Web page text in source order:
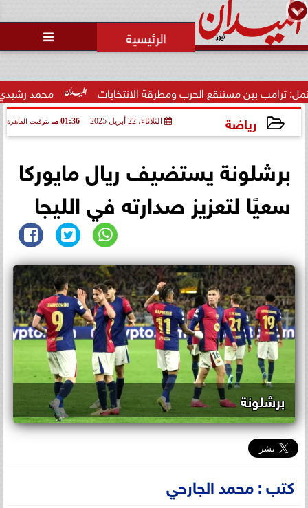

محمد رشيدي: لقاء مستنقع الحرب ومطرقة الانتخابات
رياضة الثلاثاء، 22 أبريل 2025 01:36 مـ بتوقيت القاهرة
برشلونة يستضيف ريال مايوركا
سعيًا لتعزيز صدارته في الليجا
برشلونة
كتب : محمد الجارحي